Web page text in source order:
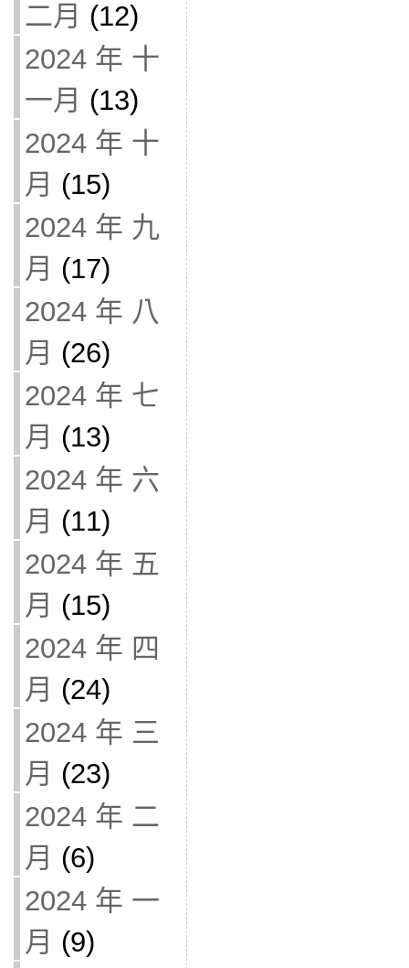
二月 (12)
2024 年 十
一月 (13)
2024 年 十
月 (15)
2024 年 九
月 (17)
2024 年 八
月 (26)
2024 年 七
月 (13)
2024 年 六
月 (11)
2024 年 五
月 (15)
2024 年 四
月 (24)
2024 年 三
月 (23)
2024 年 二
月 (6)
2024 年 一
月 (9)